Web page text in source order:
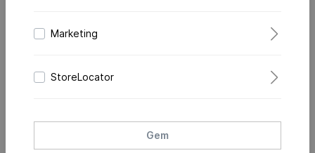
Marketing
StoreLocator
Gem